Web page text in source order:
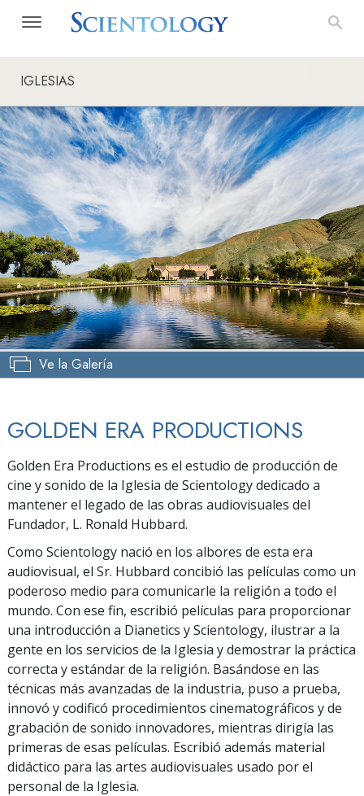
IGLESIAS
Ve la Galería
GOLDEN ERA PRODUCTIONS
Golden Era Productions es el estudio de producción de
cine y sonido de la Iglesia de Scientology dedicado a
mantener el legado de las obras audiovisuales del
Fundador, L. Ronald Hubbard.
Como Scientology nació en los albores de esta era
audiovisual, el Sr. Hubbard concibió las películas como un
poderoso medio para comunicarle la religión a todo el
mundo. Con ese fin, escribió películas para proporcionar
una introducción a Dianetics y Scientology, ilustrar a la
gente en los servicios de la Iglesia y demostrar la práctica
correcta y estándar de la religión. Basándose en las
técnicas más avanzadas de la industria, puso a prueba,
innovó y codificó procedimientos cinematográficos y de
grabación de sonido innovadores, mientras dirigía las
primeras de esas películas. Escribió además material
didáctico para las artes audiovisuales usado por el
personal de la Iglesia.